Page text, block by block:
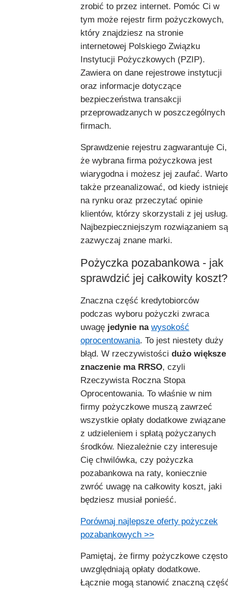
zrobić to przez internet. Pomóc Ci w
tym może rejestr firm pożyczkowych,
który znajdziesz na stronie
internetowej Polskiego Związku
Instytucji Pożyczkowych (PZIP).
Zawiera on dane rejestrowe instytucji
oraz informacje dotyczące
bezpieczeństwa transakcji
przeprowadzanych w poszczególnych
firmach.
Sprawdzenie rejestru zagwarantuje Ci,
że wybrana firma pożyczkowa jest
wiarygodna i możesz jej zaufać. Warto
także przeanalizować, od kiedy
na rynku oraz przeczytać opinie
klientów, którzy skorzystali z jej usług.
Najbezpieczniejszym rozwiązaniem są
zazwyczaj znane marki.
Pożyczka pozabankowa - jak
sprawdzić jej całkowity koszt?
Znaczna część kredytobiorców
podczas wyboru pożyczki zwraca
uwagę jedynie na wysokość
oprocentowania. To jest niestety duży
błąd. W rzeczywistości dużo większe
znaczenie ma RRSO, czyli
Rzeczywista Roczna Stopa
Oprocentowania. To właśnie w nim
firmy pożyczkowe muszą zawrzeć
wszystkie opłaty dodatkowe związane
z udzieleniem i spłatą pożyczanych
środków. Niezależnie czy interesuje
Cię chwilówka, czy pożyczka
pozabankowa na raty, koniecznie
zwróć uwagę na całkowity koszt, jaki
będziesz musiał ponieść.
Porównaj najlepsze oferty pożyczek
pozabankowych >>
Pamiętaj, że firmy pożyczkowe często
uwzględniają opłaty dodatkowe.
Łącznie mogą stanowić znaczną